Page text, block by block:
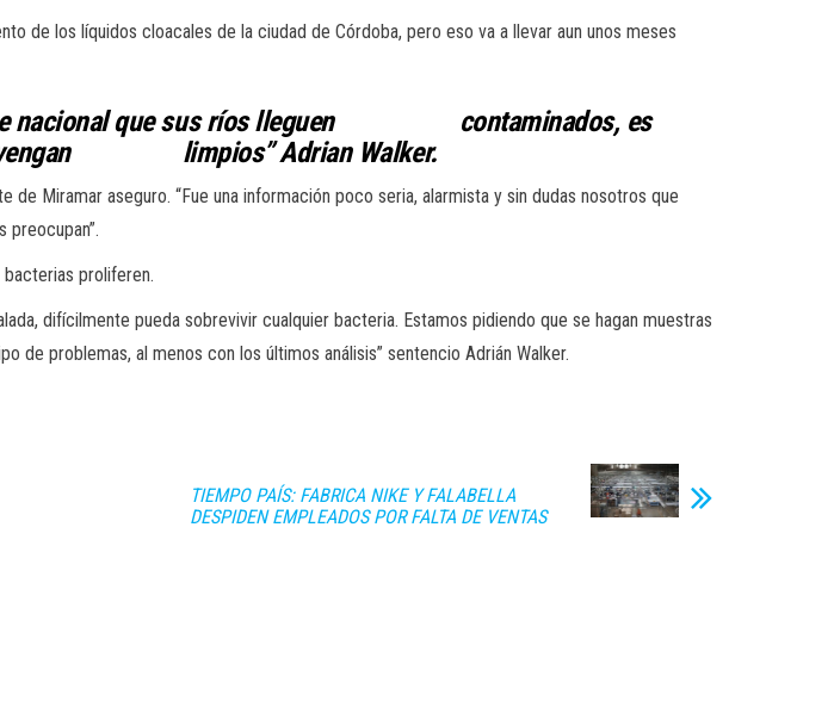
de los líquidos cloacales de la ciudad de Córdoba, pero eso va a llevar aun unos meses
nacional que sus ríos lleguen contaminados, es
vengan limpios” Adrian Walker.
Miramar aseguro. “Fue una información poco seria, alarmista y sin dudas nosotros que
bacterias proliferen.
difícilmente pueda sobrevivir cualquier bacteria. Estamos pidiendo que se hagan muestras
problemas, al menos con los últimos análisis” sentencio Adrián Walker.
TIEMPO PAÍS: FABRICA NIKE Y FALABELLA
DESPIDEN EMPLEADOS POR FALTA DE VENTAS